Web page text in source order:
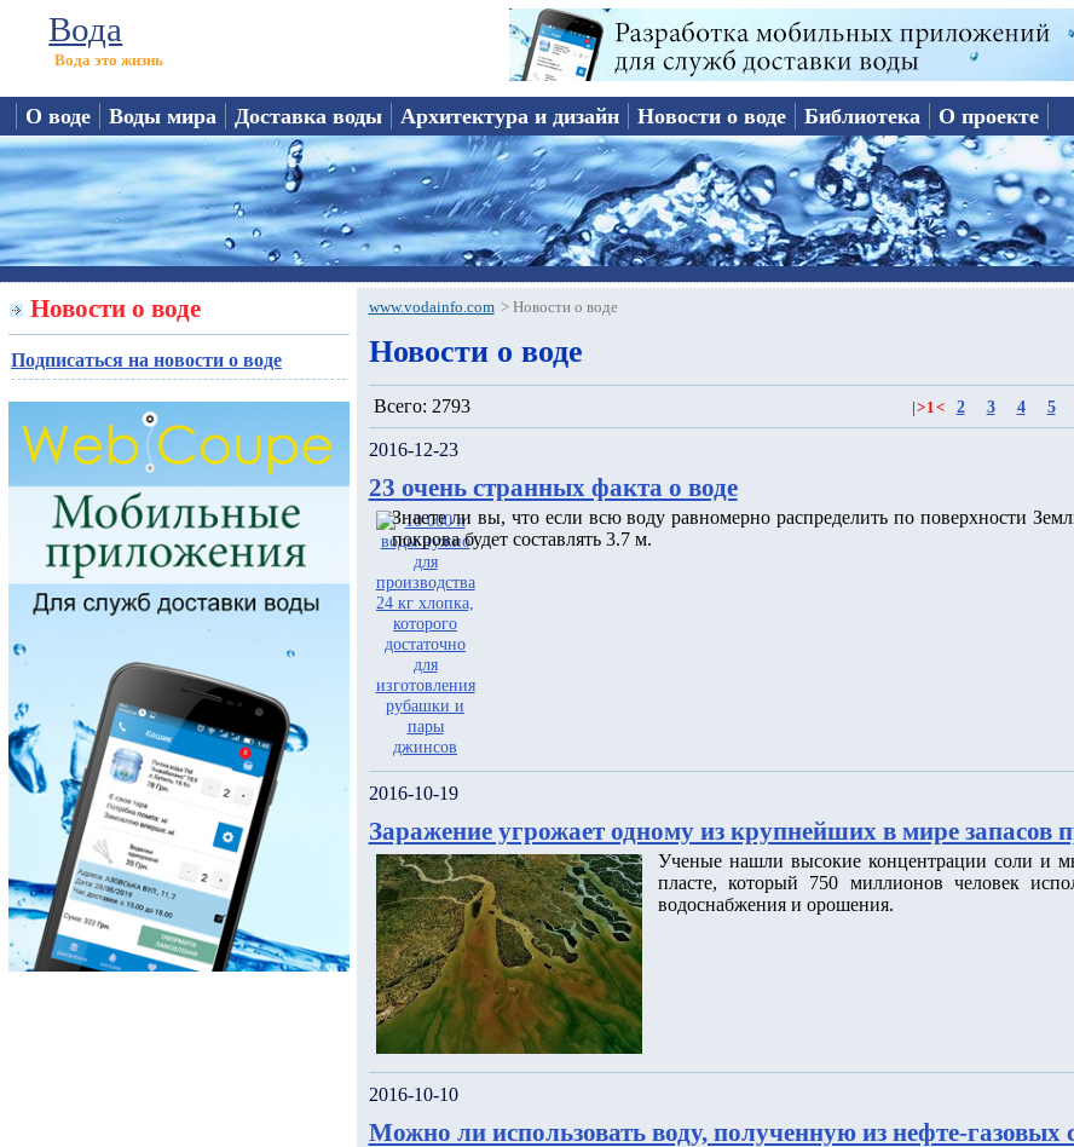
Вода
Вода это жизнь
О воде Воды мира Доставка воды Архитектура и дизайн Новости о воде Библиотека О проекте
Новости о воде
Подписаться на новости о воде
www.vodainfo.com > Новости о воде
Новости о воде
Всего: 2793 >1< 2 3 4 5
2016-12-23
23 очень странных факта о воде
Знаете ли вы, что если всю воду равномерно распределить по поверхности
покрова будет составлять 3.7 м.
2016-10-19
Заражение угрожает одному из крупнейших в мире запасов
Ученые нашли высокие концентрации соли и
пласте, который 750 миллионов человек
водоснабжения и орошения.
2016-10-10
Можно ли использовать воду, полученную из нефте-газовых